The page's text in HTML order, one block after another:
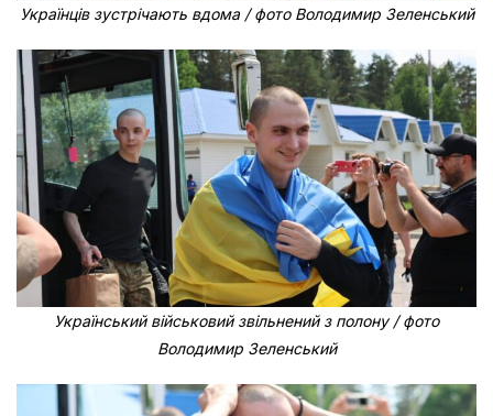
Українців зустрічають вдома / фото Володимир Зеленський
Український військовий звільнений з полону / фото
Володимир Зеленський